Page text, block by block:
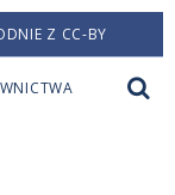
Z CC-BY